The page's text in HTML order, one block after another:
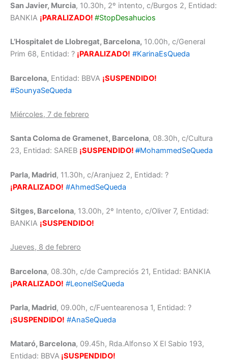
San Javier, Murcia, 10.30h, 2º intento, c/Burgos 2, Entidad:
BANKIA ¡PARALIZADO! #StopDesahucios
L’Hospitalet de Llobregat, Barcelona, 10.00h, c/General
Prim 68, Entidad: ? ¡PARALIZADO! #KarinaEsQueda
Barcelona, Entidad: BBVA ¡SUSPENDIDO!
#SounyaSeQueda
Miércoles, 7 de febrero
Santa Coloma de Gramenet, Barcelona, 08.30h, c/Cultura
23, Entidad: SAREB ¡SUSPENDIDO! #MohammedSeQueda
Parla, Madrid, 11.30h, c/Aranjuez 2, Entidad: ?
¡PARALIZADO! #AhmedSeQueda
Sitges, Barcelona, 13.00h, 2º Intento, c/Oliver 7, Entidad:
BANKIA ¡SUSPENDIDO!
Jueves, 8 de febrero
Barcelona, 08.30h, c/de Campreciós 21, Entidad: BANKIA
¡PARALIZADO! #LeonelSeQueda
Parla, Madrid, 09.00h, c/Fuentearenosa 1, Entidad: ?
¡SUSPENDIDO! #AnaSeQueda
Mataró, Barcelona, 09.45h, Rda.Alfonso X El Sabio 193,
Entidad: BBVA ¡SUSPENDIDO!